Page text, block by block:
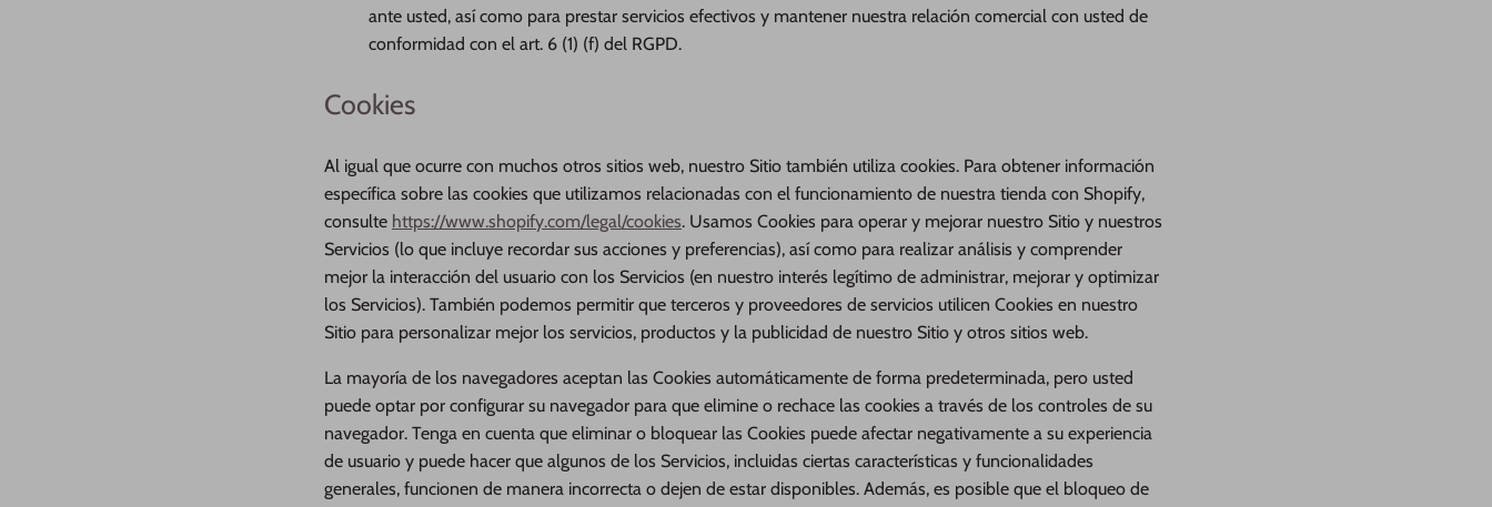
ante usted, así como para prestar servicios efectivos y mantener nuestra relación comercial con usted de
conformidad con el art. 6 (1) (f) del RGPD.
Cookies
Al igual que ocurre con muchos otros sitios web, nuestro Sitio también utiliza cookies. Para obtener información
específica sobre las cookies que utilizamos relacionadas con el funcionamiento de nuestra tienda con Shopify,
consulte https://www.shopify.com/legal/cookies. Usamos Cookies para operar y mejorar nuestro Sitio y nuestros
Servicios (lo que incluye recordar sus acciones y preferencias), así como para realizar análisis y comprender
mejor la interacción del usuario con los Servicios (en nuestro interés legítimo de administrar, mejorar y optimizar
los Servicios). También podemos permitir que terceros y proveedores de servicios utilicen Cookies en nuestro
Sitio para personalizar mejor los servicios, productos y la publicidad de nuestro Sitio y otros sitios web.
La mayoría de los navegadores aceptan las Cookies automáticamente de forma predeterminada, pero usted
puede optar por configurar su navegador para que elimine o rechace las cookies a través de los controles de su
navegador. Tenga en cuenta que eliminar o bloquear las Cookies puede afectar negativamente a su experiencia
de usuario y puede hacer que algunos de los Servicios, incluidas ciertas características y funcionalidades
generales, funcionen de manera incorrecta o dejen de estar disponibles. Además, es posible que el bloqueo de